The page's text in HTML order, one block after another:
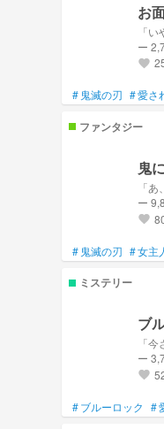
お
「
ー
favorite
# 鬼滅の刃 #愛さ
ファンタジー
鬼
「
ー
favorite
# 鬼滅の刃 #女主
ミステリー
ブ
「
ー
favorite
#ブルーロック #